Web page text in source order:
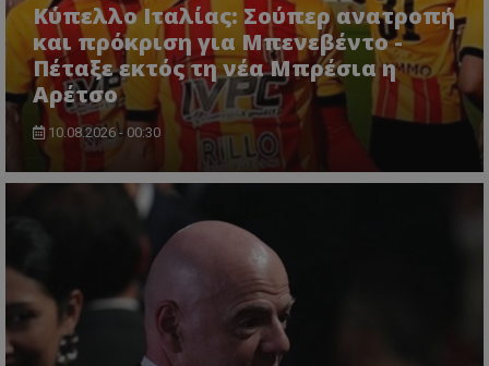
Κύπελλο Ιταλίας: Σούπερ ανατροπή
και πρόκριση για Μπενεβέντο -
Πέταξε εκτός τη νέα Μπρέσια η
Αρέτσο
10.08.2026 - 00:30